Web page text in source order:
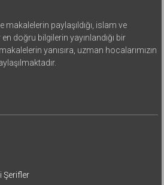
makalelerin paylaşıldığı, islam ve
doğru bilgilerin yayınlandığı bir
yanısıra, uzman hocalarımızın
Şerifler